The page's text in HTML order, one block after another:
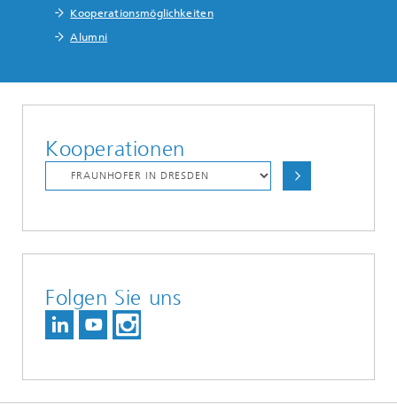
Kooperationsmöglichkeiten
Alumni
Kooperationen
Folgen Sie uns